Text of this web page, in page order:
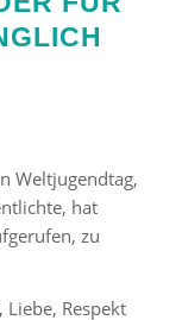
Weltjugendtag,
hat
zu
Respekt